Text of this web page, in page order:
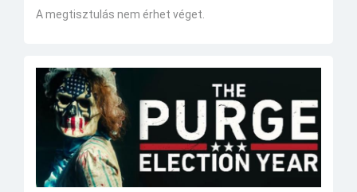
A megtisztulás nem érhet véget.